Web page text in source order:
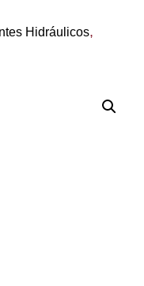
Hidráulicos,